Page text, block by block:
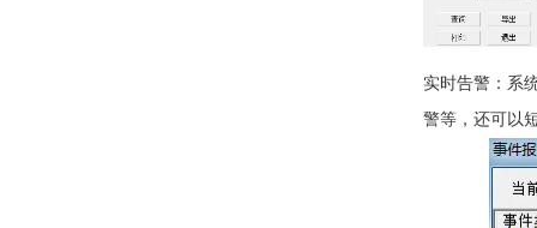
实时告警：系
警等，还可以